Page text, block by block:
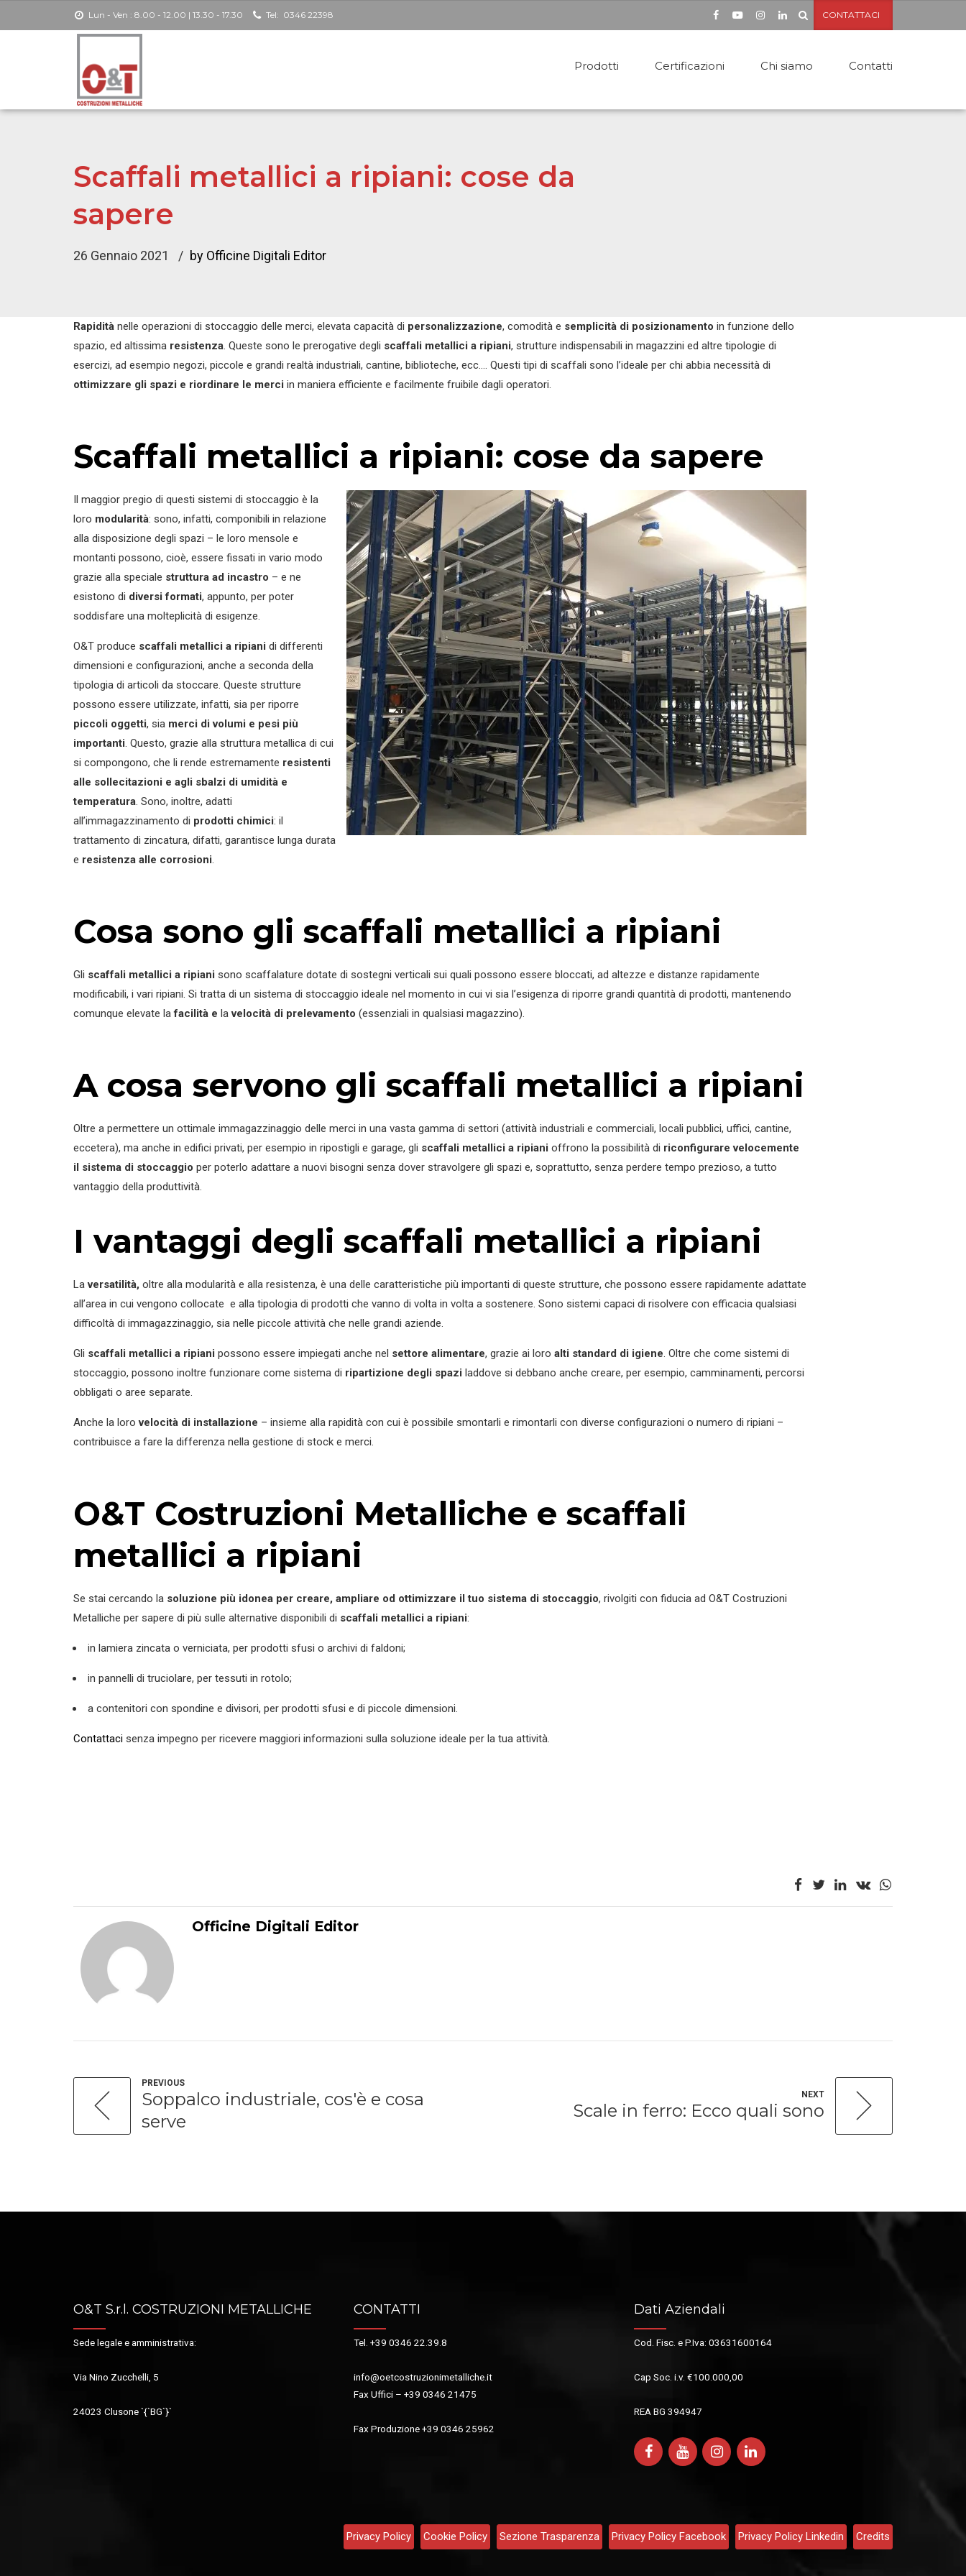
Lun - Ven : 8.00 - 12.00 | 13.30 - 17.30 Tel: 0346 22398 CONTATTACI
Prodotti
Scaffalature Drive In
Scaffali a piani a gravità
Scaffalature compattabili su basi mobili
Soppalchi per interni
Scale in ferro
Certificazioni Chi siamo Contatti
Scaffali metallici a ripiani: cose da
sapere
26 Gennaio 2021 by Officine Digitali Editor
Rapidità nelle operazioni di stoccaggio delle merci, elevata capacità di personalizzazione, comodità e semplicità di posizionamento in funzione dello
spazio, ed altissima resistenza . Queste sono le prerogative degli scaffali metallici a ripiani, strutture indispensabili in magazzini ed altre tipologie di
esercizi, ad esempio negozi, piccole e grandi realtà industriali, cantine, biblioteche, ecc.… Questi tipi di scaffali sono l’ideale per chi abbia necessità di
ottimizzare gli spazi e riordinare le merci in maniera efficiente e facilmente fruibile dagli operatori.
Scaffali metallici a ripiani: cose da sapere
Il maggior pregio di questi sistemi di stoccaggio è la
loro modularità: sono, infatti, componibili in relazione
alla disposizione degli spazi – le loro mensole e
montanti possono, cioè, essere fissati in vario modo
grazie alla speciale struttura ad incastro – e ne
esistono di diversi formati, appunto, per poter
soddisfare una molteplicità di esigenze.
O&T produce scaffali metallici a ripiani di differenti
dimensioni e configurazioni, anche a seconda della
tipologia di articoli da stoccare. Queste strutture
possono essere utilizzate, infatti, sia per riporre
piccoli oggetti, sia merci di volumi e pesi più
importanti . Questo, grazie alla struttura metallica di cui
si compongono, che li rende estremamente resistenti
alle sollecitazioni e agli sbalzi di umidità e
temperatura . Sono, inoltre, adatti
all’immagazzinamento di prodotti chimici: il
trattamento di zincatura, difatti, garantisce lunga durata
e resistenza alle corrosioni
Cosa sono gli scaffali metallici a ripiani
Gli scaffali metallici a ripiani sono scaffalature dotate di sostegni verticali sui quali possono essere bloccati, ad altezze e distanze rapidamente
modificabili, i vari ripiani. Si tratta di un sistema di stoccaggio ideale nel momento in cui vi sia l’esigenza di riporre grandi quantità di prodotti, mantenendo
comunque elevate lafacilità e lavelocità di prelevamento (essenziali in qualsiasi magazzino).
A cosa servono gli scaffali metallici a ripiani
Oltre a permettere un ottimale immagazzinaggio delle merci in una vasta gamma di settori (attività industriali e commerciali, locali pubblici, uffici, cantine,
eccetera), ma anche in edifici privati, per esempio in ripostigli e garage, gli scaffali metallici a ripiani offrono la possibilità di riconfigurare velocemente
il sistema di stoccaggio per poterlo adattare a nuovi bisogni senza dover stravolgere gli spazi e, soprattutto, senza perdere tempo prezioso, a tutto
vantaggio della produttività.
I vantaggi degli scaffali metallici a ripiani
Laversatilità, oltre alla modularità e alla resistenza, è una delle caratteristiche più importanti di queste strutture, che possono essere rapidamente adattate
all’area in cui vengono collocate e alla tipologia di prodotti che vanno di volta in volta a sostenere. Sono sistemi capaci di risolvere con efficacia qualsiasi
difficoltà di immagazzinaggio, sia nelle piccole attività che nelle grandi aziende.
Gli scaffali metallici a ripiani possono essere impiegati anche nel settore alimentare, grazie ai loro alti standard di igiene . Oltre che come sistemi di
stoccaggio, possono inoltre funzionare come sistema di ripartizione degli spazi laddove si debbano anche creare, per esempio, camminamenti, percorsi
obbligati o aree separate.
Anche la lorovelocità di installazione – insieme alla rapidità con cui è possibile smontarli e rimontarli con diverse configurazioni o numero di ripiani –
contribuisce a fare la differenza nella gestione di stock e merci.
O&T Costruzioni Metalliche e scaffali
metallici a ripiani
Se stai cercando la soluzione più idonea per creare, ampliare od ottimizzare il tuo sistema di stoccaggio, rivolgiti con fiducia ad O&T Costruzioni
Metalliche per sapere di più sulle alternative disponibili di scaffali metallici a ripiani:
in lamiera zincata o verniciata, per prodotti sfusi o archivi di faldoni;
in pannelli di truciolare, per tessuti in rotolo;
a contenitori con spondine e divisori, per prodotti sfusi e di piccole dimensioni.
Contattaci senza impegno per ricevere maggiori informazioni sulla soluzione ideale per la tua attività.
Officine Digitali Editor
PREVIOUS
Soppalco industriale, cos'è e cosa
serve
NEXT
Scale in ferro: Ecco quali sono
O&T S.r.l. COSTRUZIONI METALLICHE
Sede legale e amministrativa:
Via Nino Zucchelli, 5
24023 Clusone `{`BG`}`
CONTATTI
Tel. +39 0346 22.39.8
info@oetcostruzionimetalliche.it
Fax Uffici – +39 0346 21475
Fax Produzione +39 0346 25962
Dati Aziendali
Cod. Fisc. e P.Iva: 03631600164
Cap Soc. i.v. €100.000,00
REA BG 394947
Privacy Policy Cookie Policy Sezione Trasparenza Privacy Policy Facebook Privacy Policy Linkedin Credits